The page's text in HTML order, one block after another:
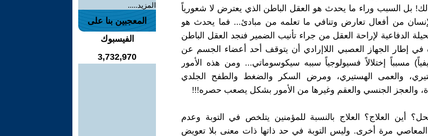
بل السبب وراء ما يحدث هو العقل الباطن الذي يعترض لا شعورياً
من أفعال تعارض وتنافي ما تعلمه من مبادئ... فما يحدث هو
الدفاعية لإراحة العقل من جراء تأنيب الضمير فنجد العقل الباطن
في إطار الجهاز العصبي اللاإرادي أن يتوقف أحد أعضاء الجسم عن
مسبباً إختلالاً فسيولوجياً سببه سيكوسوماتي... ومن هذه الأمور
والعمى الهستيري، ومرض السكر والضغط والطفح الجلدي
والعجز الجنسي والعقم وغيرها من الأمور بشكل يصعب حصره!!!
أين العلاج؟ العلاج بالنسبة للمؤمنين يتلخص في التوبة وعدم
المعاصي مرة أخرى. وليس التوبة في حد ذاتها ذات معنى بلا تعويض
المزيد.....
المعجبين بنا على
الفيسبوك
3,732,970